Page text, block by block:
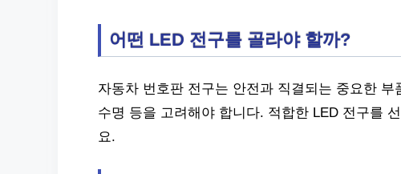
어떤 LED 전구를 골라야 할까?
자동차 번호판 전구는 안전과 직결되는 중요한
수명 등을 고려해야 합니다. 적합한 LED 전구를
요.